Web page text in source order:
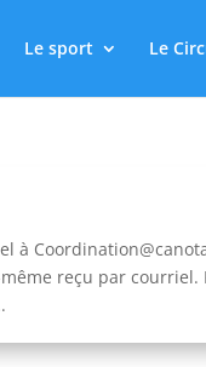
Le sport Le
à
reçu par courriel.